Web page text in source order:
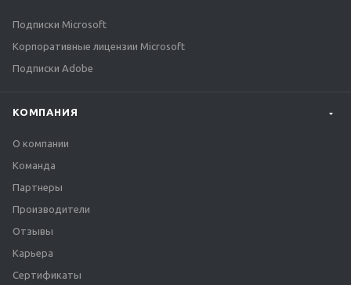
Подписки Microsoft
Корпоративные лицензии Microsoft
Подписки Adobe
КОМПАНИЯ
О компании
Команда
Партнеры
Производители
Отзывы
Карьера
Сертификаты